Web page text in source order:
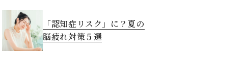
「認知症リスク」に？夏の
脳疲れ対策５選